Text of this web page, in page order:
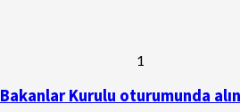
1
Bakanlar Kurulu oturumunda